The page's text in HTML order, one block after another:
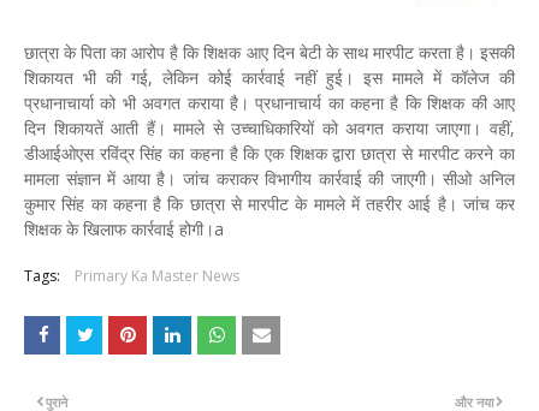
छात्रा के पिता का आरोप है कि शिक्षक आए दिन बेटी के साथ मारपीट करता है। इसकी
शिकायत भी की गई, लेकिन कोई कार्रवाई नहीं हुई। इस मामले में कॉलेज की
प्रधानाचार्या को भी अवगत कराया है। प्रधानाचार्य का कहना है कि शिक्षक की आए
दिन शिकायतें आती हैं। मामले से उच्चाधिकारियों को अवगत कराया जाएगा। वहीं,
डीआईओएस रविंद्र सिंह का कहना है कि एक शिक्षक द्वारा छात्रा से मारपीट करने का
मामला संज्ञान में आया है। जांच कराकर विभागीय कार्रवाई की जाएगी। सीओ अनिल
कुमार सिंह का कहना है कि छात्रा से मारपीट के मामले में तहरीर आई है। जांच कर
शिक्षक के खिलाफ कार्रवाई होगी।a
Tags: Primary Ka Master News
और नया
पुराने